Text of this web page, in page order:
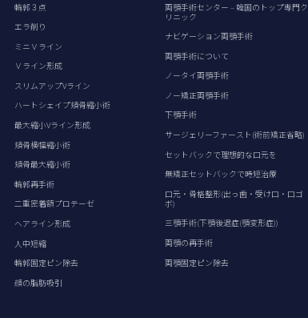
輪郭３点
エラ削り
ミニＶライン
Ｖライン形成
スリムアップVライン
ハートシェイプ頬骨縮小術
最大縮小Vライン形成
頬骨横幅縮小術
頬骨最大縮小術
輪郭再手術
二重密着額プロテーゼ
ヘアライン形成
人中短縮
輪郭固定ピン除去
顔の脂肪吸引
両顎手術センター – 韓国のトップ専門ク
リニック
ナビゲーション両顎手術
両顎手術について
ノータイ両顎手術
ノー矯正両顎手術
下顎手術
サージェリーファースト(術前矯正省略)
セットバックで理想的な口元を
無矯正セットバックで時短治療
口元・骨格整形(出っ歯・受け口・口ゴ
ボ)
三顎手術(下顎後退症(顎変形症))
両顎の再手術
両顎固定ピン除去